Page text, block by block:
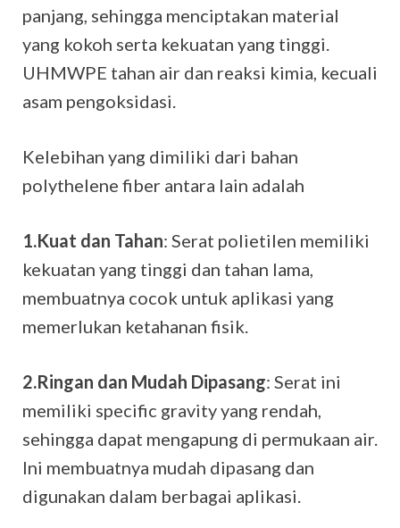
panjang, sehingga menciptakan material
yang kokoh serta kekuatan yang tinggi.
UHMWPE tahan air dan reaksi kimia, kecuali
asam pengoksidasi.
Kelebihan yang dimiliki dari bahan
polythelene fiber antara lain adalah
1.Kuat dan Tahan: Serat polietilen memiliki
kekuatan yang tinggi dan tahan lama,
membuatnya cocok untuk aplikasi yang
memerlukan ketahanan fisik.
2.Ringan dan Mudah Dipasang: Serat ini
memiliki specific gravity yang rendah,
sehingga dapat mengapung di permukaan air.
Ini membuatnya mudah dipasang dan
digunakan dalam berbagai aplikasi.